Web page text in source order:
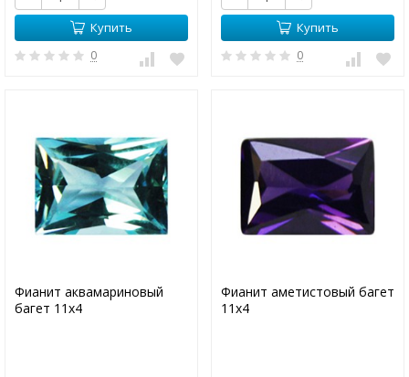
Купить
0
Купить
0
Фианит аквамариновый
багет 11х4
Фианит аметистовый багет
11х4